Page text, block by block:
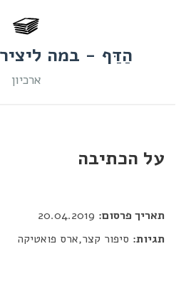
הַדַּף - במה
ארכיון
על הכתיבה
תאריך פרסום:
תגיות: סיפור קצר,ארס פואטיקה